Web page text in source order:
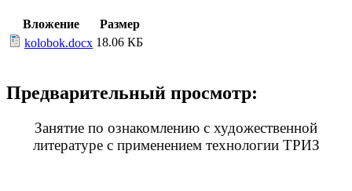
Вложение
Размер
kolobok.docx 18.06 КБ
Предварительный просмотр:
Занятие по ознакомлению с художественной
литературе с применением технологии ТРИЗ